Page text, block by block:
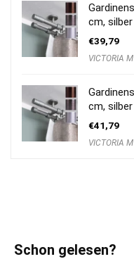
cm, silber
€39,79
VICTORIA M
cm,
€41,79
VICTORIA M
Schon gelesen?